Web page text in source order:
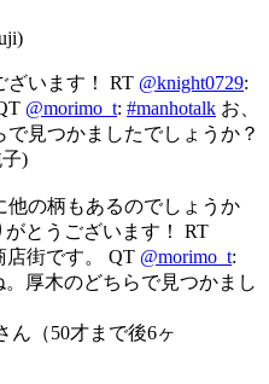
ざいます！ RT @knight0729:
@morimo_t: #manhotalk お、
見つかましたでしょうか？
)
他の柄もあるのでしょうか
とうございます！ RT
店街です。 QT @morimo_t:
厚木のどちらで見つかまし
ん（50才まで後6ヶ